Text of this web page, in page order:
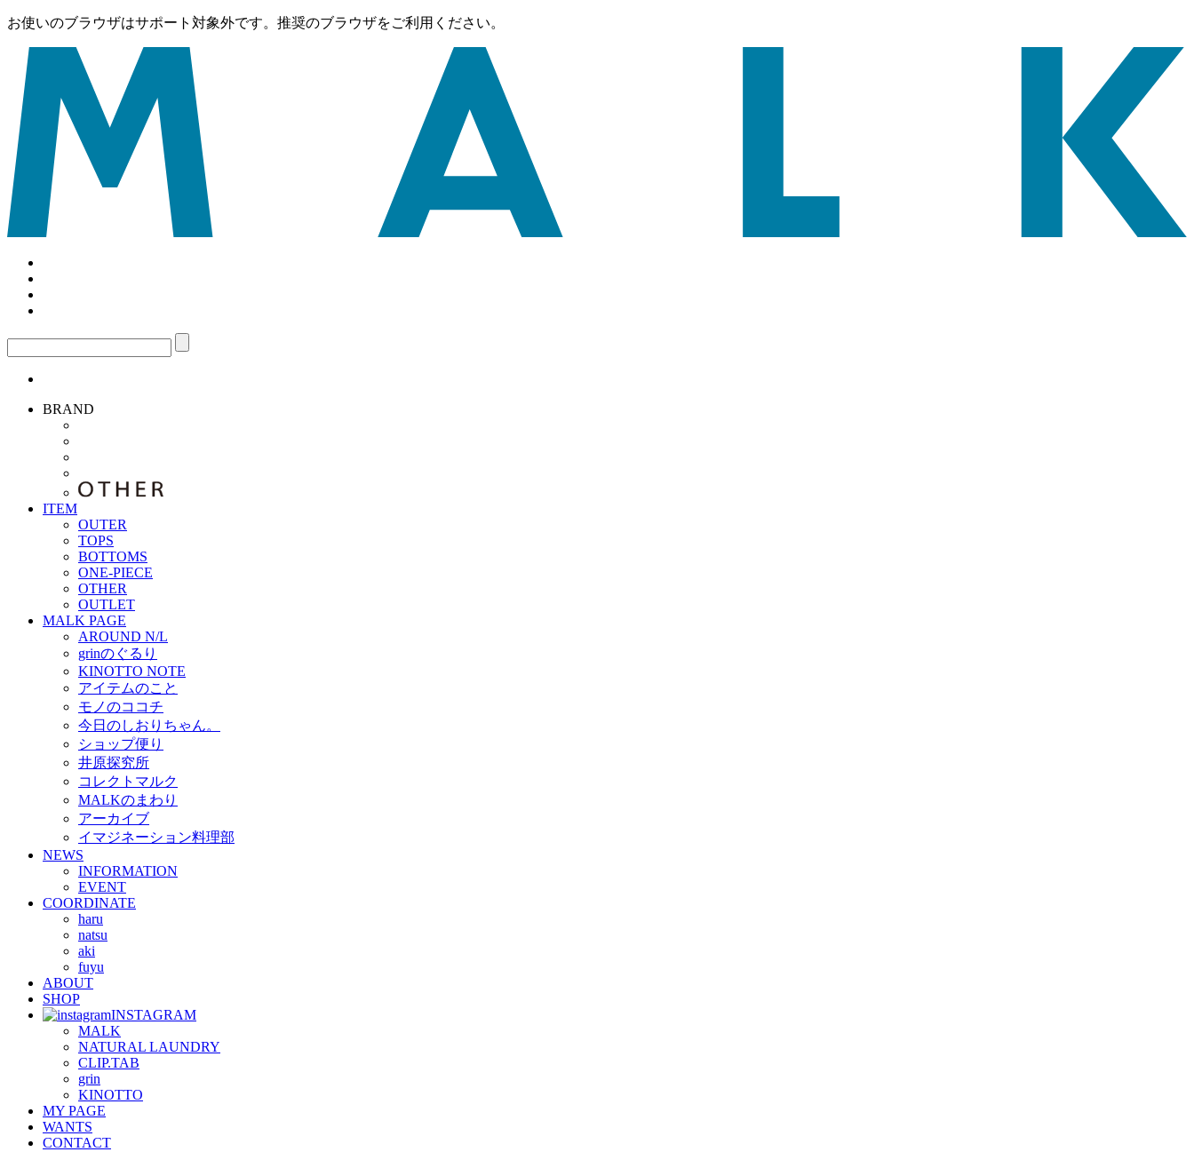
お使いのブラウザはサポート対象外です。推奨のブラウザをご利用ください。
BRAND
ITEM
OUTER
TOPS
BOTTOMS
ONE-PIECE
OTHER
OUTLET
MALK PAGE
AROUND N/L
grinのぐるり
KINOTTO NOTE
アイテムのこと
モノのココチ
今日のしおりちゃん。
ショップ便り
井原探究所
コレクトマルク
MALKのまわり
アーカイブ
イマジネーション料理部
NEWS
INFORMATION
EVENT
COORDINATE
haru
natsu
aki
fuyu
ABOUT
SHOP
INSTAGRAM
MALK
NATURAL LAUNDRY
CLIP.TAB
grin
KINOTTO
MY PAGE
WANTS
CONTACT